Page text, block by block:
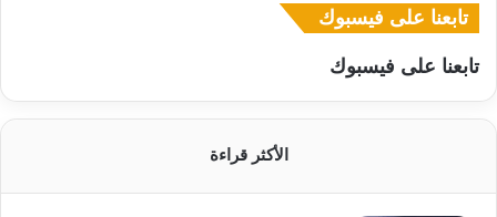
تابعنا على فيسبوك
تابعنا على فيسبوك
الأكثر قراءة